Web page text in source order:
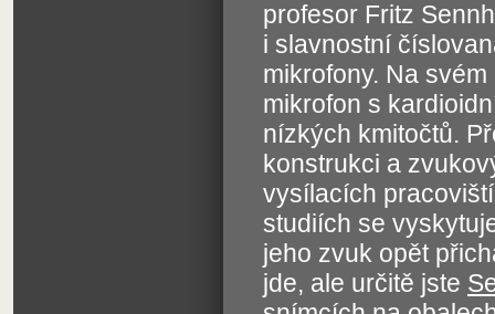
profesor Fritz
i slavnostní
mikrofony. Na
mikrofon s
nízkých kmitočtů.
konstrukci a
vysílacích
studiích se
jeho zvuk opět
jde, ale určitě jste